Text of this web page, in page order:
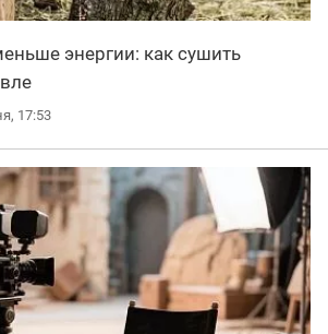
энергии: как сушить
17:53